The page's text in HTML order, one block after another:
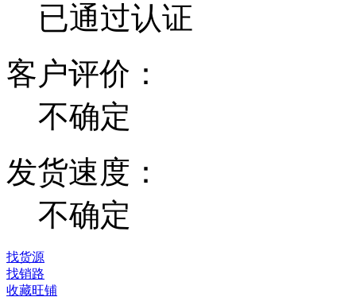
已通过认证
客户评价：
不确定
发货速度：
不确定
找货源
找销路
收藏旺铺